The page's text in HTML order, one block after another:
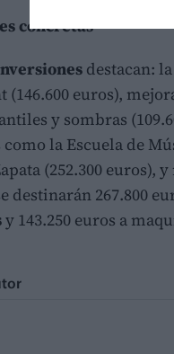
concretas
destacan:
(146.600 euros),
y sombras
la Escuela de
(252.300 euros),
destinarán 267.800
y 143.250 euros a